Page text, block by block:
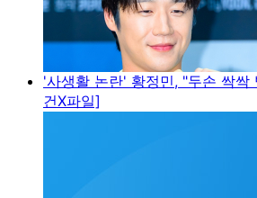
'사생활 논란' 황정민, "두손 싹싹
건X파일]